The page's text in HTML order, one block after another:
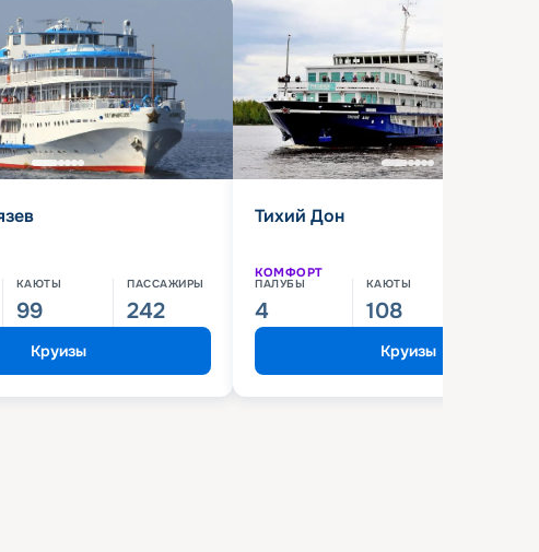
КАЮТЫ
99
ПАССАЖИРЫ
242
Круизы
Тихий Дон
КОМФОРТ
ПАЛУБЫ
4
КАЮТЫ
108
Круизы